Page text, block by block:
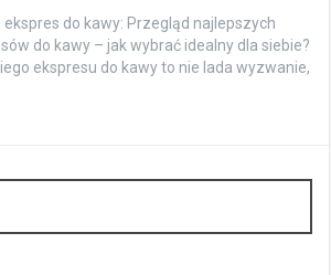
ekspres do kawy: Przegląd najlepszych
do kawy – jak wybrać idealny dla siebie?
ekspresu do kawy to nie lada wyzwanie,